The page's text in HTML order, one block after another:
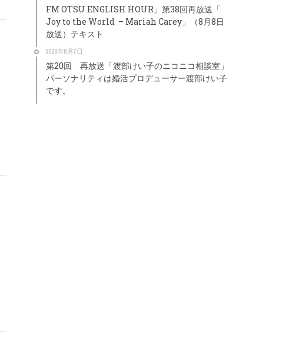
FM OTSU ENGLISH HOUR」第38回再放送「
Joy to the World – Mariah Carey」（8月8日
放送）テキスト
2026年8月7日
第20回 再放送「渡部けい子のニコニコ相談室」
パーソナリティは婚活プロデューサー渡部けい子
です。